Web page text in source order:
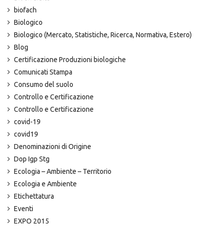
biofach
Biologico
Biologico (Mercato, Statistiche, Ricerca, Normativa, Estero)
Blog
Certificazione Produzioni biologiche
Comunicati Stampa
Consumo del suolo
Controllo e Certificazione
Controllo e Certificazione
covid-19
covid19
Denominazioni di Origine
Dop Igp Stg
Ecologia – Ambiente – Territorio
Ecologia e Ambiente
Etichettatura
Eventi
EXPO 2015